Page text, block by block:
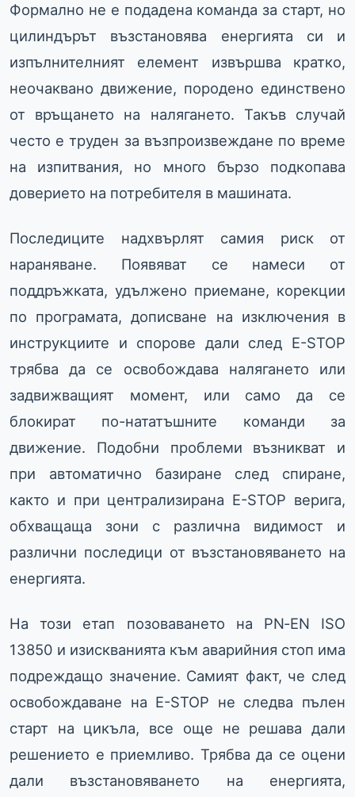
Формално не е подадена команда за старт, но
цилиндърът възстановява енергията си и
изпълнителният елемент извършва кратко,
неочаквано движение, породено единствено
от връщането на налягането. Такъв случай
често е труден за възпроизвеждане по време
на изпитвания, но много бързо подкопава
доверието на потребителя в машината.
Последиците надхвърлят самия риск от
нараняване. Появяват се намеси от
поддръжката, удължено приемане, корекции
по програмата, дописване на изключения в
инструкциите и спорове дали след E-STOP
трябва да се освобождава налягането или
задвижващият момент, или само да се
блокират по-нататъшните команди за
движение. Подобни проблеми възникват и
при автоматично базиране след спиране,
както и при централизирана E-STOP верига,
обхващаща зони с различна видимост и
различни последици от възстановяването на
енергията.
На този етап позоваването на PN‑EN ISO
13850 и изискванията към аварийния стоп има
подреждащо значение. Самият факт, че след
освобождаване на E-STOP не следва пълен
старт на цикъла, все още не решава дали
решението е приемливо. Трябва да се оцени
дали възстановяването на енергията,